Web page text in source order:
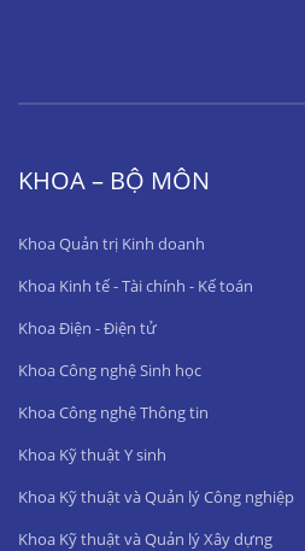
KHOA – BỘ MÔN
Khoa Quản trị Kinh doanh
Khoa Kinh tế - Tài chính - Kế toán
Khoa Điện - Điện tử
Khoa Công nghệ Sinh học
Khoa Công nghệ Thông tin
Khoa Kỹ thuật Y sinh
Khoa Kỹ thuật và Quản lý Công nghiệp
Khoa Kỹ thuật và Quản lý Xây dựng